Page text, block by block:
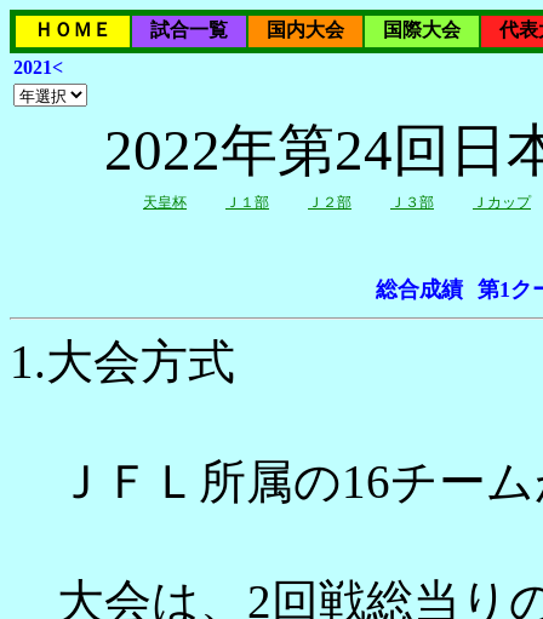
ＨＯＭＥ 試合一覧 国内大会 国際大会
代表
2021<
2022年第24回日
天皇杯 Ｊ１部 Ｊ２部 Ｊ３部 Ｊカップ
総合成績 第1ク
1.大会方式
ＪＦＬ所属の16チー
大会は、2回戦総当り